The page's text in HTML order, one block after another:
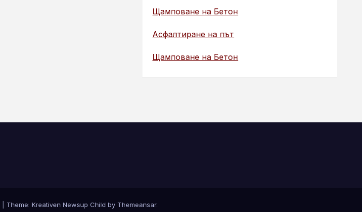
Щамповане на Бетон
Асфалтиране на път
Щамповане на Бетон
Theme: Kreativen Newsup Child by Themeansar.